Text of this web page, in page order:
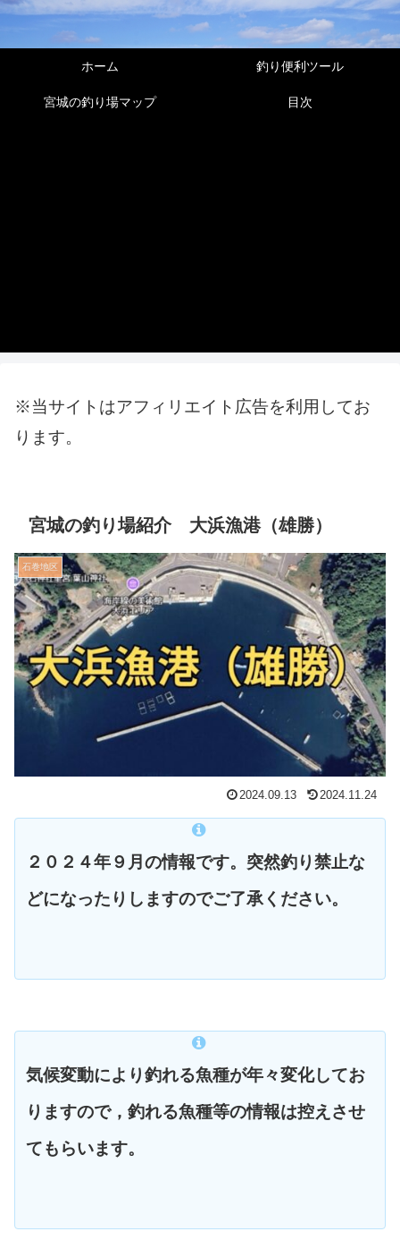
ホーム 釣り便利ツール
宮城の釣り場マップ 目次
※当サイトはアフィリエイト広告を利用してお
ります。
宮城の釣り場紹介 大浜漁港（雄勝）
石巻地区
2024.09.13 2024.11.24
２０２４年９月の情報です。突然釣り禁止な
どになったりしますのでご了承ください。
気候変動により釣れる魚種が年々変化してお
りますので，釣れる魚種等の情報は控えさせ
てもらいます。